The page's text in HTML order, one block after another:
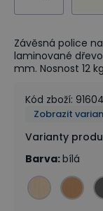
Závěsná police
laminované
mm. Nosnost 12
Kód zboží:
Zobrazit
Varianty
Barva:bílá